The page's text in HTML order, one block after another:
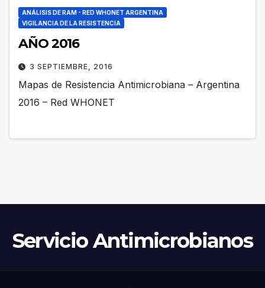
ANÁLISIS DE RAM - RED WHONET ARGENTINA
VIGILANCIA DE LA RESISTENCIA
AÑO 2016
3 SEPTIEMBRE, 2016
Mapas de Resistencia Antimicrobiana – Argentina
2016 – Red WHONET
Servicio Antimicrobianos